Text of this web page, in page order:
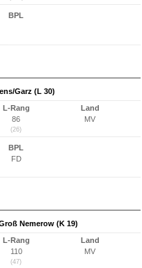
BPL
Garz (L 30)
L-Rang
86
(26)
Land
MV
BPL
FD
Nemerow (K 19)
L-Rang
110
(47)
Land
MV